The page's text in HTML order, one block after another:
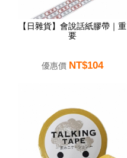
【日雜貨】會說話紙膠帶｜重
要
優惠價 NT$104